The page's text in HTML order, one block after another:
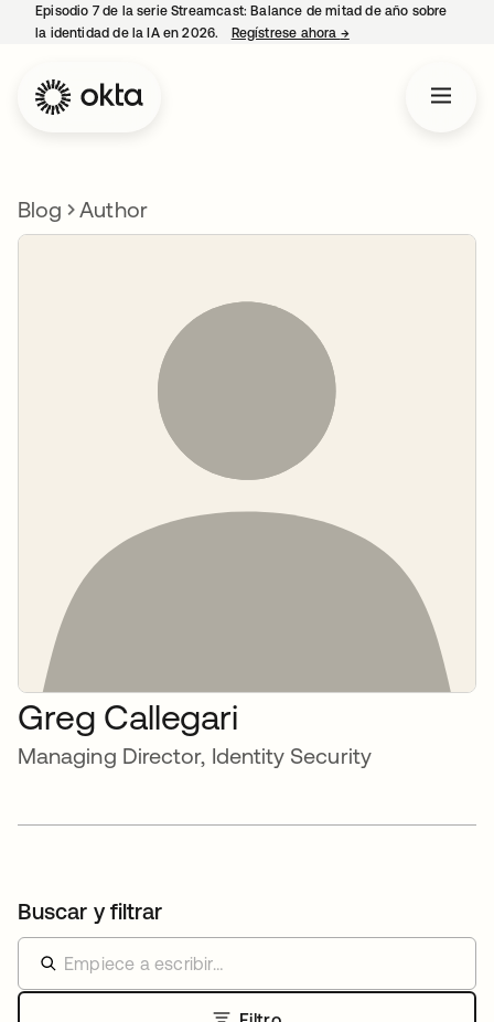
Episodio 7 de la serie Streamcast: Balance de mitad de año sobre
la identidad de la IA en 2026.
Regístrese ahora →se abre en una
Blog Author
Greg Callegari
Managing Director, Identity Security
Buscar y filtrar